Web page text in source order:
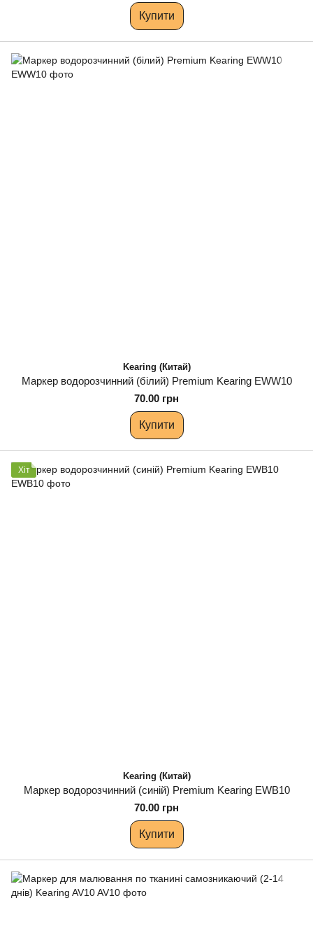
Купити
Kearing (Китай)
Маркер водорозчинний (білий) Premium Kearing EWW10
70.00 грн
Купити
Хіт
Kearing (Китай)
Маркер водорозчинний (синій) Premium Kearing EWB10
70.00 грн
Купити